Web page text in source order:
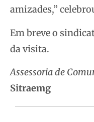
amizades,”
Em breve o
da visita.
Assessoria de
Sitraemg